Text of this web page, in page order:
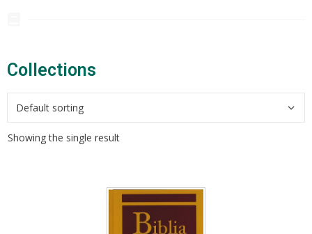
Collections​
Showing the single result